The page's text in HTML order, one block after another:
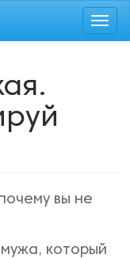
вы не
который